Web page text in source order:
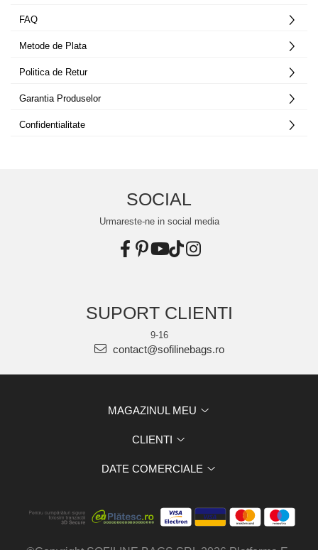
FAQ
Metode de Plata
Politica de Retur
Garantia Produselor
Confidentialitate
SOCIAL
Urmareste-ne in social media
SUPORT CLIENTI
9-16
contact@sofilinebags.ro
MAGAZINUL MEU
CLIENTI
DATE COMERCIALE